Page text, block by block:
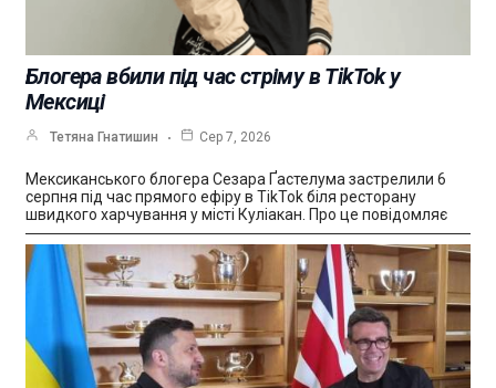
Блогера вбили під час стріму в TikTok у
Мексиці
Тетяна Гнатишин Сер 7, 2026
Мексиканського блогера Сезара Ґастелума застрелили 6
серпня під час прямого ефіру в TikTok біля ресторану
швидкого харчування у місті Куліакан. Про це повідомляє